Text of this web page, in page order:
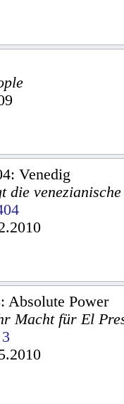
Venedig
die
Absolute Power
Macht für El